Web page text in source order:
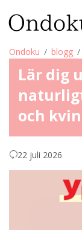
Ondoku blogg
Lär dig
och
22 juli 2026